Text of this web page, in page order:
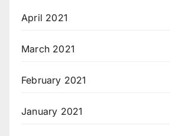
April 2021
March 2021
February 2021
January 2021